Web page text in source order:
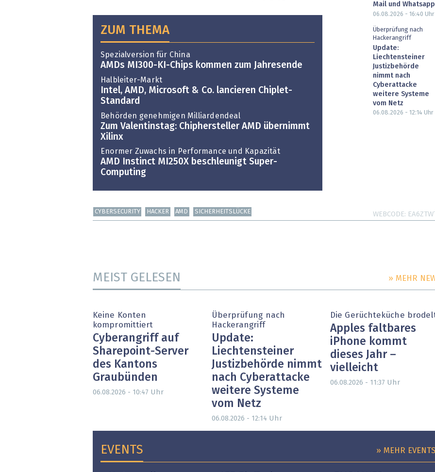
ZUM THEMA
Spezialversion für China
AMDs MI300-KI-Chips kommen zum Jahresende
Halbleiter-Markt
Intel, AMD, Microsoft & Co. lancieren Chiplet-
Standard
Behörden genehmigen Milliardendeal
Zum Valentinstag: Chiphersteller AMD übernimmt
Xilinx
Enormer Zuwachs in Performance und Kapazität
AMD Instinct MI250X beschleunigt Super-
Computing
Mail und Whatsapp
06.08.2026 - 16:40 Uhr
Überprüfung nach
Hackerangriff
Update:
Liechtensteiner
Justizbehörde
nimmt nach
Cyberattacke
weitere Systeme
vom Netz
06.08.2026 - 12:14 Uhr
CYBERSECURITY HACKER AMD SICHERHEITSLÜCKE WEBCODE
MEIST GELESEN » MEHR
Keine Konten
kompromittiert
Cyberangriff auf
Sharepoint-Server
des Kantons
Graubünden
06.08.2026 - 10:47 Uhr
Überprüfung nach
Hackerangriff
Update:
Liechtensteiner
Justizbehörde nimmt
nach Cyberattacke
weitere Systeme
vom Netz
06.08.2026 - 12:14 Uhr
Die Gerüchteküche
Apples faltbares
iPhone kommt
dieses Jahr –
vielleicht
06.08.2026 - 11:37 Uhr
EVENTS » MEHR EVENTS